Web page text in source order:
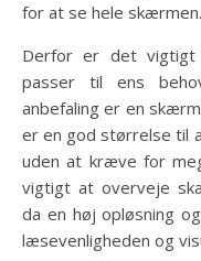
for at se hele skærmen.
Derfor er det
passer til ens
anbefaling er en
er en god størrelse til
uden at kræve for
vigtigt at overveje
da en høj opløsning
læsevenligheden og